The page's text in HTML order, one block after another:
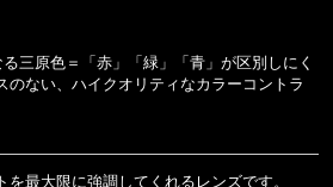
三原色＝「赤」「緑」「青」が区別しにく
ない、ハイクオリティなカラーコントラ
最大限に強調してくれるレンズです。